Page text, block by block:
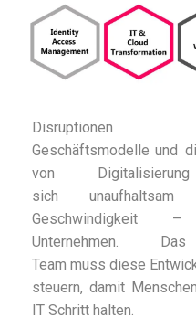
Disruptionen
Geschäftsmodelle und
von
sich
Unternehmen.
Team muss diese
steuern, damit
IT Schritt halten.